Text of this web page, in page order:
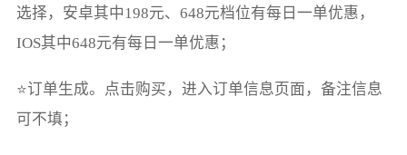
选择，安卓其中198元、648元档位有每日一单优惠，
IOS其中648元有每日一单优惠；
⭐订单生成。点击购买，进入订单信息页面，备注信息
可不填；